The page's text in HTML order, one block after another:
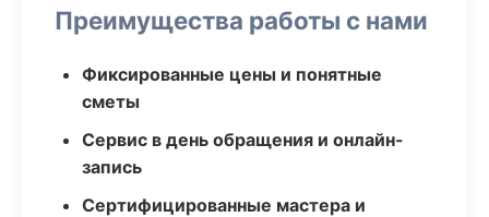
Преимущества работы с нами
Фиксированные цены и понятные
сметы
Сервис в день обращения и онлайн-
запись
Сертифицированные мастера и